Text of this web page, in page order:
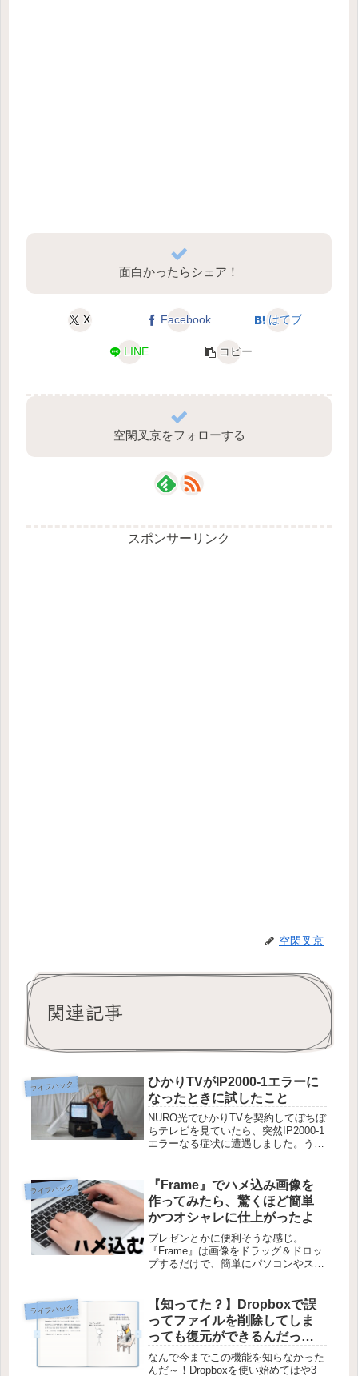
面白かったらシェア！
X Facebook はてブ
LINE コピー
空閑叉京をフォローする
スポンサーリンク
空閑叉京
関連記事
ライフハック
ひかりTVがIP2000-1エラーに
なったときに試したこと
NURO光でひかりTVを契約してぼちぼ
ちテレビを見ていたら、突然IP2000-1
エラーなる症状に遭遇しました。うー
っときゃ直るやろと思って待ってはみ
たものの、待てど暮らせど...
ライフハック
『Frame』でハメ込み画像を
作ってみたら、驚くほど簡単
かつオシャレに仕上がったよ
プレゼンとかに便利そうな感じ。
『Frame』は画像をドラッグ＆ドロッ
プするだけで、簡単にパソコンやスマ
です。このサービスをうまく使えばプ
レゼンテーションやポスターなんかの
制...
ライフハック
【知ってた？】Dropboxで誤
ってファイルを削除してしま
っても復元ができるんだって
ばよ！【助かった…】
なんで今までこの機能を知らなかった
んだ～！Dropboxを使い始めてはや3